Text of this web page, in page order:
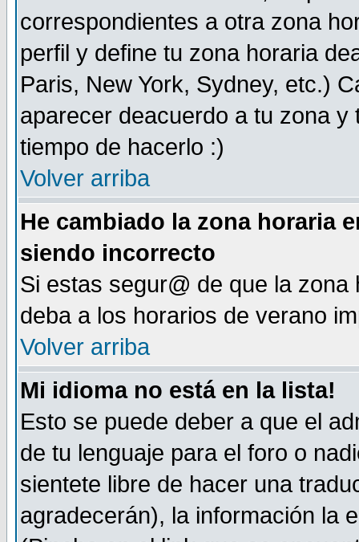
correspondientes a otra zona
perfil y define tu zona horaria
Paris, New York, Sydney, etc.)
aparecer deacuerdo a tu zona
tiempo de hacerlo :)
Volver arriba
He cambiado la zona horaria
siendo incorrecto
Si estas segur@ de que la
deba a los horarios de verano
Volver arriba
Mi idioma no está en la lista!
Esto se puede deber a que el
de tu lenguaje para el foro o
sientete libre de hacer una
agradecerán), la información la